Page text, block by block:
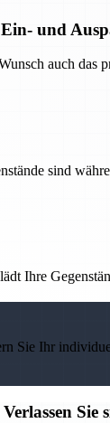
und
auch
sind
Ihre
Sie Ihr